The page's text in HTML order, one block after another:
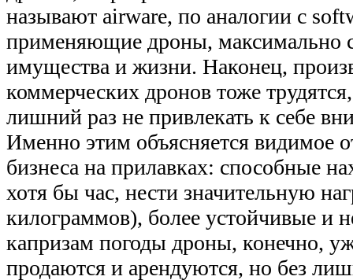
называют airware, по аналогии с
применяющие дроны, максимально
имущества и жизни. Наконец,
коммерческих дронов тоже
лишний раз не привлекать к себе
Именно этим объясняется видимое
бизнеса на прилавках: способные
хотя бы час, нести значительную
килограммов), более устойчивые и
капризам погоды дроны, конечно,
продаются и арендуются, но без